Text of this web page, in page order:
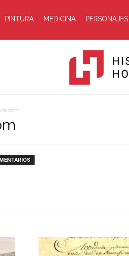
PINTURA MEDICINA PERSONAJES